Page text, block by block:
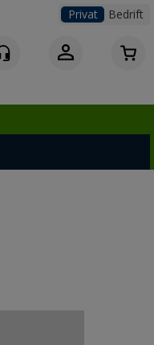
Privat Bedrift